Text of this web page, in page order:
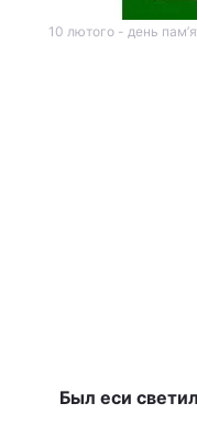
10 лютого - день
Был еси